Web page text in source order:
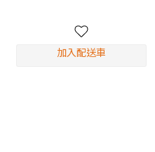
加入配送車